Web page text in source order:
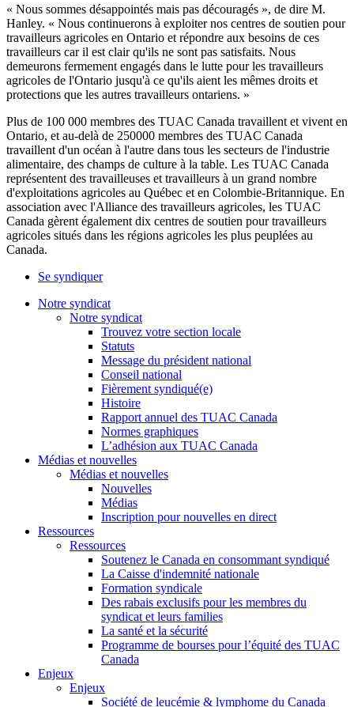
« Nous sommes désappointés mais pas découragés », de dire M.
Hanley. « Nous continuerons à exploiter nos centres de soutien pour
travailleurs agricoles en Ontario et répondre aux besoins de ces
travailleurs car il est clair qu'ils ne sont pas satisfaits. Nous
demeurons fermement engagés dans le lutte pour les travailleurs
agricoles de l'Ontario jusqu'à ce qu'ils aient les mêmes droits et
protections que les autres travailleurs ontariens. »
Plus de 100 000 membres des TUAC Canada travaillent et vivent en
Ontario, et au-delà de 250000 membres des TUAC Canada
travaillent d'un océan à l'autre dans tous les secteurs de l'industrie
alimentaire, des champs de culture à la table. Les TUAC Canada
représentent des travailleuses et travailleurs à un grand nombre
d'exploitations agricoles au Québec et en Colombie-Britannique. En
association avec l'Alliance des travailleurs agricoles, les TUAC
Canada gèrent également dix centres de soutien pour travailleurs
agricoles situés dans les régions agricoles les plus peuplées au
Canada.
Se syndiquer
Notre syndicat
Notre syndicat
Trouvez votre section locale
Statuts
Message du président national
Conseil national
Fièrement syndiqué(e)
Histoire
Rapport annuel des TUAC Canada
Normes graphiques
L’adhésion aux TUAC Canada
Médias et nouvelles
Médias et nouvelles
Nouvelles
Médias
Inscription pour nouvelles en direct
Ressources
Ressources
Soutenez le Canada en consommant syndiqué
La Caisse d'indemnité nationale
Formation syndicale
Des rabais exclusifs pour les membres du
syndicat et leurs families
La santé et la sécurité
Programme de bourses pour l’équité des TUAC
Canada
Enjeux
Enjeux
Société de leucémie & lymphome du Canada